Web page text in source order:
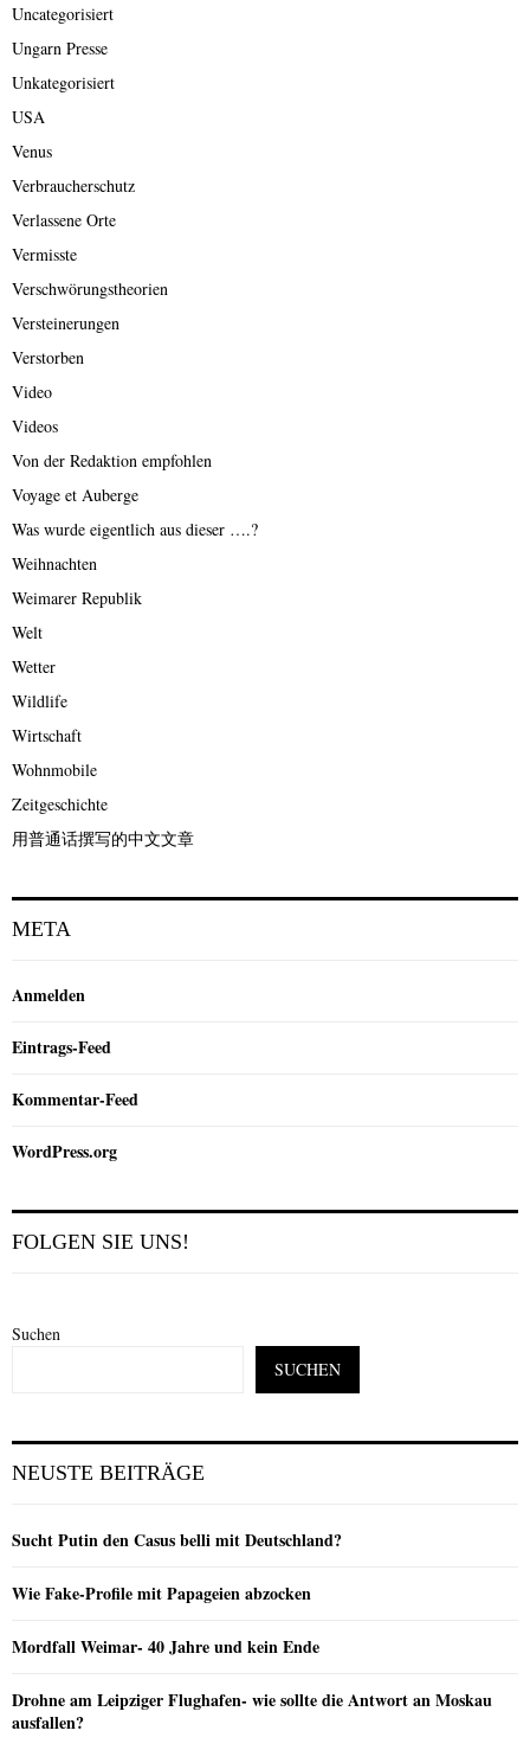
Uncategorisiert
Ungarn Presse
Unkategorisiert
USA
Venus
Verbraucherschutz
Verlassene Orte
Vermisste
Verschwörungstheorien
Versteinerungen
Verstorben
Video
Videos
Von der Redaktion empfohlen
Voyage et Auberge
Was wurde eigentlich aus dieser ….?
Weihnachten
Weimarer Republik
Welt
Wetter
Wildlife
Wirtschaft
Wohnmobile
Zeitgeschichte
用普通话撰写的中文文章
META
Anmelden
Eintrags-Feed
Kommentar-Feed
WordPress.org
FOLGEN SIE UNS!
Suchen
SUCHEN
NEUSTE BEITRÄGE
Sucht Putin den Casus belli mit Deutschland?
Wie Fake-Profile mit Papageien abzocken
Mordfall Weimar- 40 Jahre und kein Ende
Drohne am Leipziger Flughafen- wie sollte die Antwort an Moskau
ausfallen?